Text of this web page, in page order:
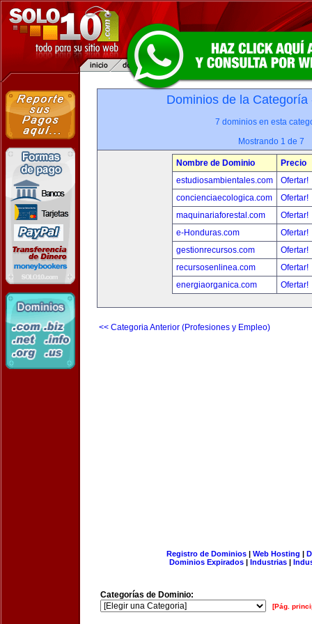
Dominios de la
7 dominios en esta
Mostrando 1 de 7
Nombre de Dominio
Precio
estudiosambientales.com
Ofertar!
concienciaecologica.com
Ofertar!
maquinariaforestal.com
Ofertar!
e-Honduras.com
Ofertar!
gestionrecursos.com
Ofertar!
recursosenlinea.com
Ofertar!
energiaorganica.com
Ofertar!
<< Categoria Anterior (Profesiones y Empleo)
Registro de Dominios| Web Hosting |
Dominios Expirados | Industrias |
Categorías de Dominio:
[Pág.